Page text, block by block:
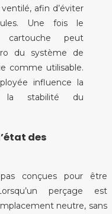
afin d’éviter
Une fois le
cartouche peut
du système de
comme utilisable.
influence la
la stabilité du
des
conçues pour être
perçage est
neutre, sans